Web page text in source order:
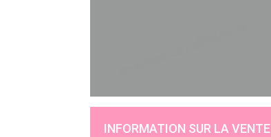
INFORMATION SUR LA VENTE